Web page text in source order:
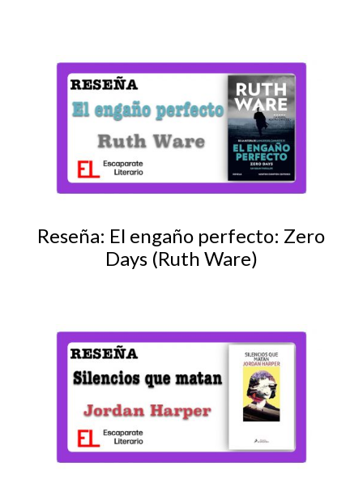
Reseña: El engaño perfecto: Zero
Days (Ruth Ware)